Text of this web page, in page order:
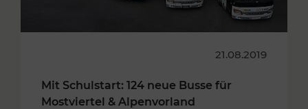
21.08.2019
Mit Schulstart: 124 neue Busse für
Mostviertel & Alpenvorland